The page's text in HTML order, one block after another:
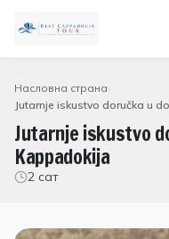
Насловна страна
Jutarnje iskustvo doručka u
Jutarnje iskustvo
Kappadokija
2 сат